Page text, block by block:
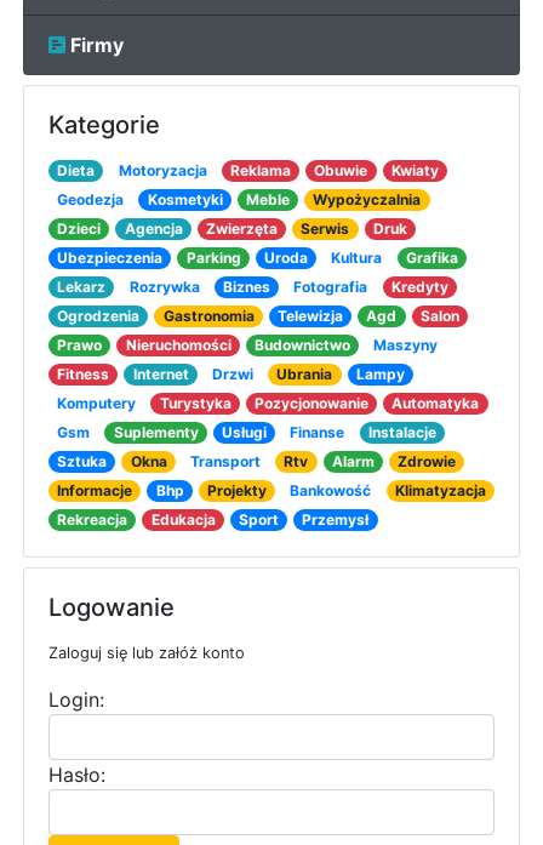
Firmy
Kategorie
Dieta Motoryzacja Reklama Obuwie
Kwiaty
Geodezja
Kosmetyki Meble
Wypożyczalnia
Dzieci
Agencja Zwierzęta Serwis
Druk
Ubezpieczenia
Parking Uroda Kultura
Grafika
Lekarz
Rozrywka Biznes Fotografia
Kredyty
Ogrodzenia
Gastronomia Telewizja Agd
Salon
Prawo
Nieruchomości Budownictwo
Maszyny
Fitness
Internet Drzwi Ubrania
Lampy
Komputery
Turystyka Pozycjonowanie
Automatyka
Gsm
Suplementy Usługi Finanse
Instalacje
Sztuka
Okna Transport Rtv Alarm
Zdrowie
Informacje
Bhp Projekty Bankowość
Klimatyzacja
Rekreacja
Edukacja Sport Przemysł
Logowanie
Zaloguj się lub załóż konto
Login:
Hasło: